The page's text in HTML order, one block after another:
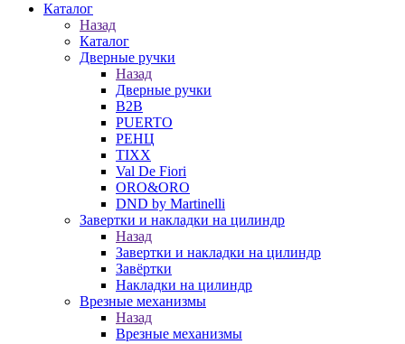
Каталог
Назад
Каталог
Дверные ручки
Назад
Дверные ручки
B2B
PUERTO
РЕНЦ
TIXX
Val De Fiori
ORO&ORO
DND by Martinelli
Завертки и накладки на цилиндр
Назад
Завертки и накладки на цилиндр
Завёртки
Накладки на цилиндр
Врезные механизмы
Назад
Врезные механизмы